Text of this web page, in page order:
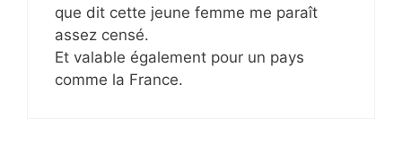
que dit cette jeune femme me paraît
assez censé.
Et valable également pour un pays
comme la France.